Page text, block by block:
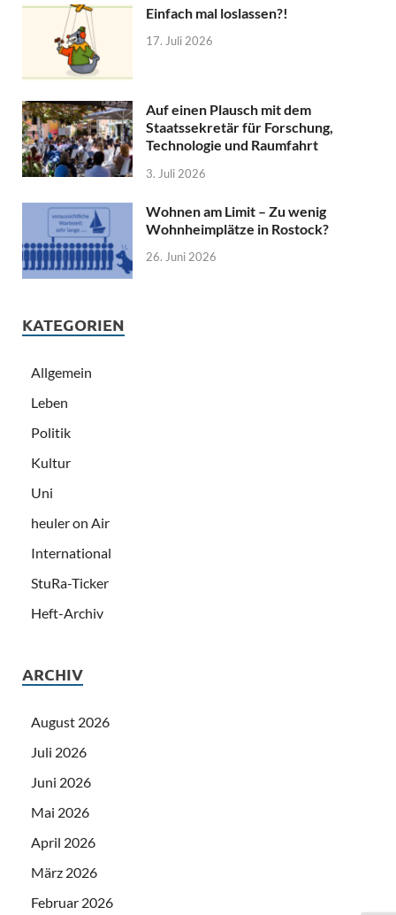
Einfach mal loslassen?!
17. Juli 2026
Auf einen Plausch mit dem
Staatssekretär für Forschung,
Technologie und Raumfahrt
3. Juli 2026
Wohnen am Limit – Zu wenig
Wohnheimplätze in Rostock?
26. Juni 2026
KATEGORIEN
Allgemein
Leben
Politik
Kultur
Uni
heuler on Air
International
StuRa-Ticker
Heft-Archiv
ARCHIV
August 2026
Juli 2026
Juni 2026
Mai 2026
April 2026
März 2026
Februar 2026